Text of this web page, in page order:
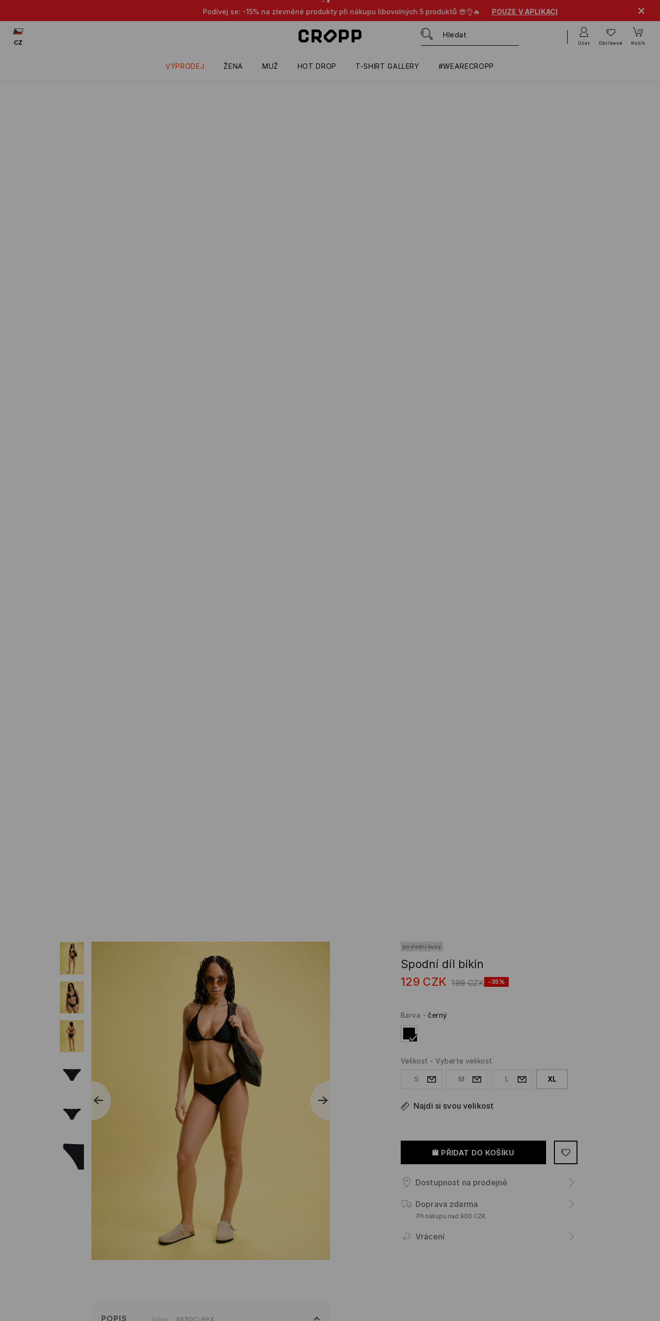
Podívej se: -15% na zlevněné produkty při nákupu libovolných 5 produktů 😎👌🔥 POUZE V APLIKACI
VÝPRODEJ ŽENA MUŽ HOT DROP T-SHIRT GALLERY #WEARECROPP
CZ Účet Oblíbené Košík
poslední kusy
Spodní díl bikin
129 CZK 199 CZK -35%
Barva -černý
Velikost - Vyberte velikost
S M L XL
Najdi si svou velikost
PŘIDAT DO KOŠÍKU
Dostupnost na prodejně
Doprava zdarma
Při nákupu nad 900 CZK
Vrácení
POPIS Index 855DC-99X